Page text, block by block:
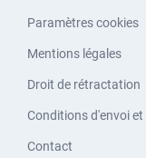
Paramètres cookies
Mentions légales
Droit de rétractation
Conditions d'envoi
Contact